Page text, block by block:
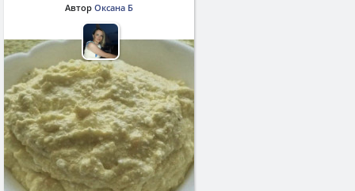
Автор Оксана Б